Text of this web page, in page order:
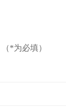
*为必填）